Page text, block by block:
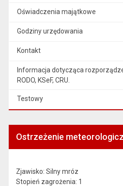
Oświadczenia majątkowe
Godziny urzędowania
Kontakt
Informacja dotycząca
RODO, KSeF, CRU.
Testowy
Ostrzeżenie
Zjawisko: Silny mróz
Stopień zagrożenia: 1